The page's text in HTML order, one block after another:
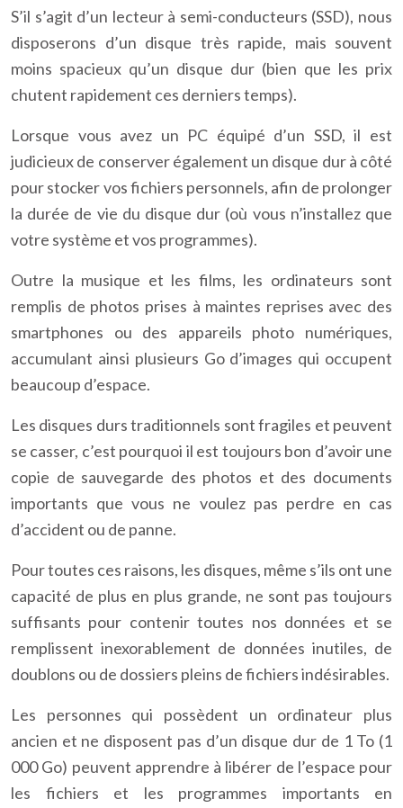
S’il s’agit d’un lecteur à semi-conducteurs (SSD), nous
disposerons d’un disque très rapide, mais souvent
moins spacieux qu’un disque dur (bien que les prix
chutent rapidement ces derniers temps).
Lorsque vous avez un PC équipé d’un SSD, il est
judicieux de conserver également un disque dur à côté
pour stocker vos fichiers personnels, afin de prolonger
la durée de vie du disque dur (où vous n’installez que
votre système et vos programmes).
Outre la musique et les films, les ordinateurs sont
remplis de photos prises à maintes reprises avec des
smartphones ou des appareils photo numériques,
accumulant ainsi plusieurs Go d’images qui occupent
beaucoup d’espace.
Les disques durs traditionnels sont fragiles et peuvent
se casser, c’est pourquoi il est toujours bon d’avoir une
copie de sauvegarde des photos et des documents
importants que vous ne voulez pas perdre en cas
d’accident ou de panne.
Pour toutes ces raisons, les disques, même s’ils ont une
capacité de plus en plus grande, ne sont pas toujours
suffisants pour contenir toutes nos données et se
remplissent inexorablement de données inutiles, de
doublons ou de dossiers pleins de fichiers indésirables.
Les personnes qui possèdent un ordinateur plus
ancien et ne disposent pas d’un disque dur de 1 To (1
000 Go) peuvent apprendre à libérer de l’espace pour
les fichiers et les programmes importants en